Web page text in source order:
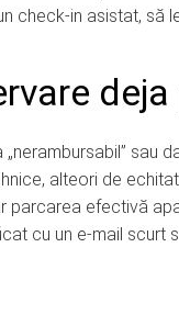
check-in asistat, să
sau
alteori de
efectivă
cu un e-mail scurt